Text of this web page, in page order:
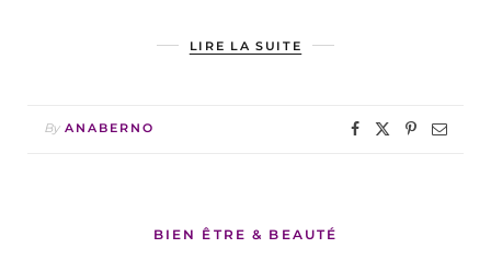
LIRE LA SUITE
By ANABERNO
BIEN ÊTRE & BEAUTÉ